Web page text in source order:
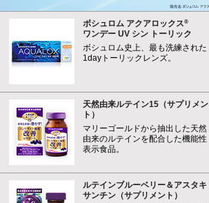
ボシュロム アクアロックス®
ワンデー UV シン トーリック
ボシュロム史上、最も洗練された
1dayトーリックレンズ。
天然由来ルテイン15（サプリメン
ト）
マリーゴールドから抽出した天然
由来のルテインを配合した機能性
表示食品。
ルテインブルーベリー＆アスタキ
サンチン（サプリメント）